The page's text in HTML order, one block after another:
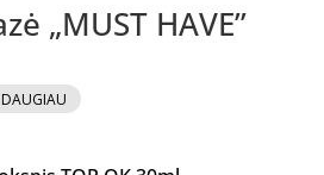
„MUST HAVE”
DAUGIAU